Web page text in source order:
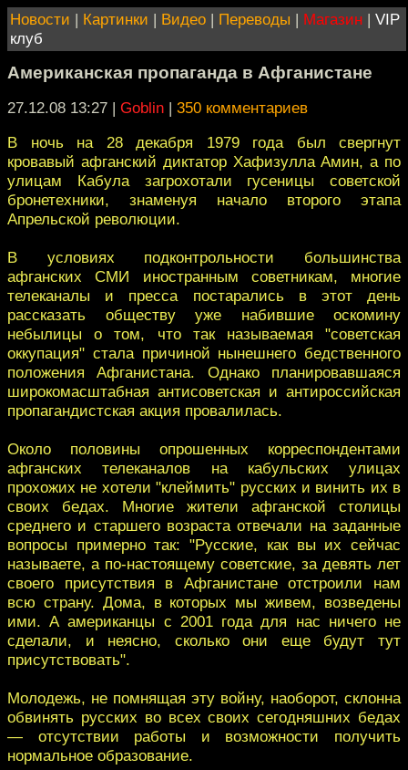
Новости | Картинки | Видео | Переводы | Магазин | VIP
клуб
Американская пропаганда в Афганистане
27.12.08 13:27 | Goblin | 350 комментариев
В ночь на 28 декабря 1979 года был свергнут
кровавый афганский диктатор Хафизулла Амин, а по
улицам Кабула загрохотали гусеницы советской
бронетехники, знаменуя начало второго этапа
Апрельской революции.
В условиях подконтрольности большинства
афганских СМИ иностранным советникам, многие
телеканалы и пресса постарались в этот день
рассказать обществу уже набившие оскомину
небылицы о том, что так называемая "советская
оккупация" стала причиной нынешнего бедственного
положения Афганистана. Однако планировавшаяся
широкомасштабная антисоветская и антироссийская
пропагандистская акция провалилась.
Около половины опрошенных корреспондентами
афганских телеканалов на кабульских улицах
прохожих не хотели "клеймить" русских и винить их в
своих бедах. Многие жители афганской столицы
среднего и старшего возраста отвечали на заданные
вопросы примерно так: "Русские, как вы их сейчас
называете, а по-настоящему советские, за девять лет
своего присутствия в Афганистане отстроили нам
всю страну. Дома, в которых мы живем, возведены
ими. А американцы с 2001 года для нас ничего не
сделали, и неясно, сколько они еще будут тут
присутствовать".
Молодежь, не помнящая эту войну, наоборот, склонна
обвинять русских во всех своих сегодняшних бедах
— отсутствии работы и возможности получить
нормальное образование.